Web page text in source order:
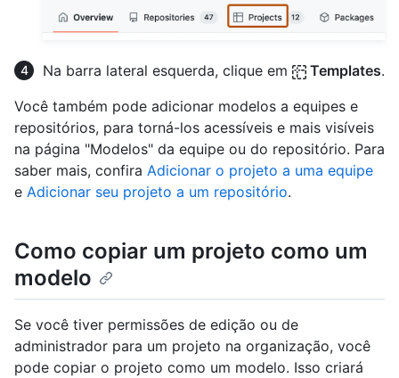
Na barra lateral esquerda, clique em Templates.
Você também pode adicionar modelos a equipes e
repositórios, para torná-los acessíveis e mais visíveis
na página "Modelos" da equipe ou do repositório. Para
saber mais, confira Adicionar o projeto a uma equipe
e Adicionar seu projeto a um repositório.
Como copiar um projeto como um
modelo
Se você tiver permissões de edição ou de
administrador para um projeto na organização, você
pode copiar o projeto como um modelo. Isso criará